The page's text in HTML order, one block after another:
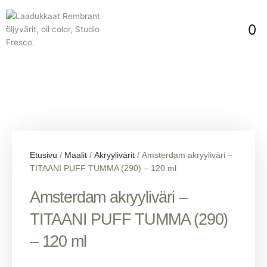
sisältöön
0
Etusivu / Maalit / Akryylivärit / Amsterdam akryyliväri –
TITAANI PUFF TUMMA (290) – 120 ml
Amsterdam akryyliväri –
TITAANI PUFF TUMMA (290)
– 120 ml